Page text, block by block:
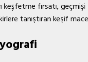
fırsatı,
tanıştıran keşif